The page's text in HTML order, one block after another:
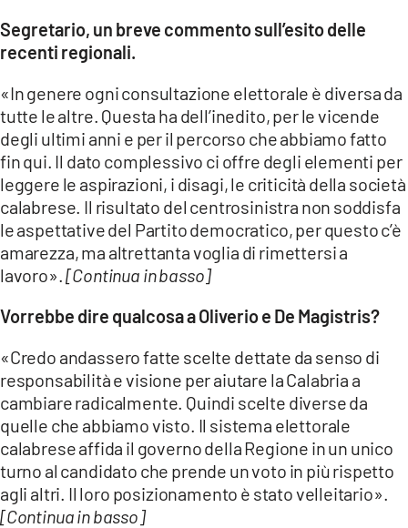
Segretario, un breve commento sull’esito delle
recenti regionali.
«In genere ogni consultazione elettorale è diversa da
tutte le altre. Questa ha dell’inedito, per le vicende
degli ultimi anni e per il percorso che abbiamo fatto
fin qui. Il dato complessivo ci offre degli elementi per
leggere le aspirazioni, i disagi, le criticità della società
calabrese. Il risultato del centrosinistra non soddisfa
le aspettative del Partito democratico, per questo c’è
amarezza, ma altrettanta voglia di rimettersi a
lavoro».[Continua in basso]
Vorrebbe dire qualcosa a Oliverio e De Magistris?
«Credo andassero fatte scelte dettate da senso di
responsabilità e visione per aiutare la Calabria a
cambiare radicalmente. Quindi scelte diverse da
quelle che abbiamo visto. Il sistema elettorale
calabrese affida il governo della Regione in un unico
turno al candidato che prende un voto in più rispetto
agli altri. Il loro posizionamento è stato velleitario».
[Continua in basso]